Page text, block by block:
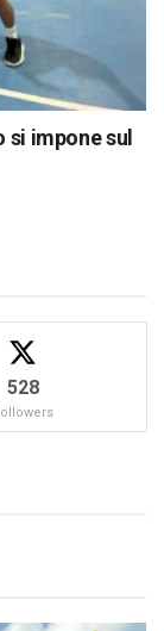
impone sul
528